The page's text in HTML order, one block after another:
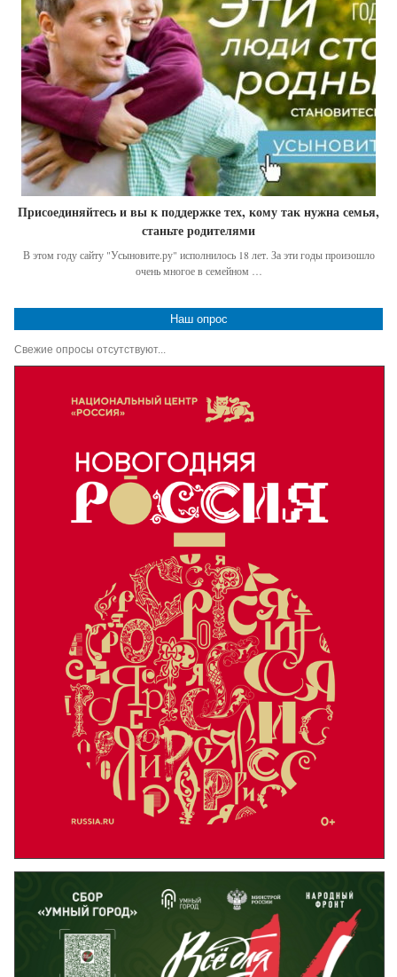
Присоединяйтесь и вы к поддержке тех, кому так нужна семья,
станьте родителями
В этом году сайту "Усыновите.ру" исполнилось 18 лет. За эти годы произошло
очень многое в семейном …
Наш опрос
Свежие опросы отсутствуют...